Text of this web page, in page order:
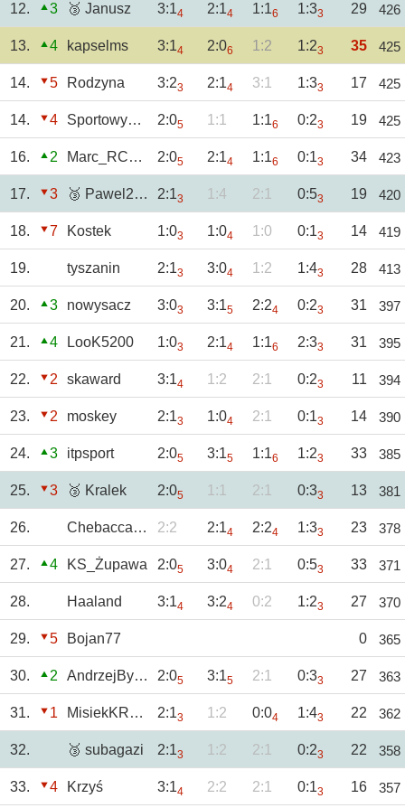
12. 3 🥉 Janusz 3:14 2:14 1:16 1:33 29 426
13. 4 kapselms 3:14 2:06 1:2 1:23 35 425
14. 5 Rodzyna 3:23 2:14 3:1 1:33 17 425
14. 4 SportowyTBG 2:05 1:1 1:16 0:23 19 425
16. 2 Marc_RC1920 2:05 2:14 1:16 0:13 34 423
17. 3 🥉 Pawel2602 2:13 1:4 2:1 0:53 19 420
18. 7 Kostek 1:03 1:04 1:0 0:13 14 419
19. tyszanin 2:13 3:04 1:2 1:43 28 413
20. 3 nowysacz 3:03 3:15 2:24 0:23 31 397
21. 4 LooK5200 1:03 2:14 1:16 2:33 31 395
22. 2 skaward 3:14 1:2 2:1 0:23 11 394
23. 2 moskey 2:13 1:04 2:1 0:13 14 390
24. 3 itpsport 2:05 3:15 1:16 1:23 33 385
25. 3 🥉 Kralek 2:05 1:1 2:1 0:33 13 381
26. Chebacca2021 2:2 2:14 2:24 1:33 23 378
27. 4 KS_Żupawa 2:05 3:04 2:1 0:53 33 371
28. Haaland 3:14 3:24 0:2 1:23 27 370
29. 5 Bojan77 0 365
30. 2 AndrzejBystrzyc 2:05 3:15 2:1 0:33 27 363
31. 1 MisiekKRKNH 2:13 1:2 0:04 1:43 22 362
32. 🥉 subagazi 2:13 1:2 2:1 0:23 22 358
33. 4 Krzyś 3:14 2:2 2:1 0:13 16 357